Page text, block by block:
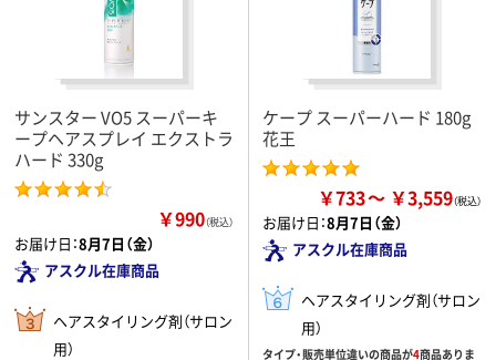
サンスター VO5 スーパーキ
ープヘアスプレイ エクストラ
ハード 330g
￥990（税込）
お届け日：8月7日（金）
アスクル在庫商品
ヘアスタイリング剤（サロン
用）
ケープ スーパーハード 180g
花王
￥733 ￥3,559
お届け日：8月7日（金）
アスクル在庫商品
ヘアスタイリング剤（サロン
用）
タイプ・販売単位違いの商品が4商品ありま